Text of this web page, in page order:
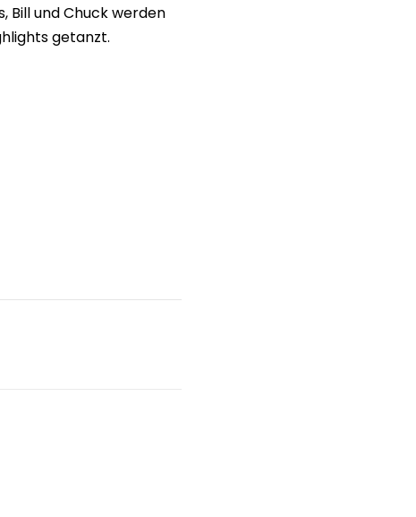
Bill und Chuck werden
getanzt.